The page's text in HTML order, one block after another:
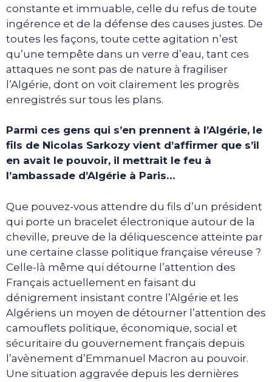
constante et immuable, celle du refus de toute
ingérence et de la défense des causes justes. De
toutes les façons, toute cette agitation n’est
qu’une tempête dans un verre d’eau, tant ces
attaques ne sont pas de nature à fragiliser
l’Algérie, dont on voit clairement les progrès
enregistrés sur tous les plans.
Parmi ces gens qui s’en prennent à l’Algérie, le
fils de Nicolas Sarkozy vient d’affirmer que s’il
en avait le pouvoir, il mettrait le feu à
l’ambassade d’Algérie à Paris…
Que pouvez-vous attendre du fils d’un président
qui porte un bracelet électronique autour de la
cheville, preuve de la déliquescence atteinte par
une certaine classe politique française véreuse ?
Celle-là même qui détourne l’attention des
Français actuellement en faisant du
dénigrement insistant contre l’Algérie et les
Algériens un moyen de détourner l’attention des
camouflets politique, économique, social et
sécuritaire du gouvernement français depuis
l’avènement d’Emmanuel Macron au pouvoir.
Une situation aggravée depuis les dernières